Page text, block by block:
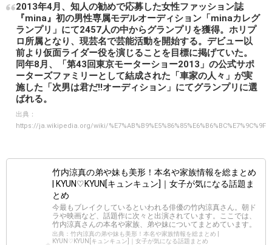
2013年4月、知人の勧めで応募した女性ファッション誌
『mina』初の男性専属モデルオーディション「minaカレグ
ランプリ」にて2457人の中からグランプリを獲得。ホリプ
ロ所属となり、現芸名で芸能活動を開始する。デビュー以
前より仮面ライダー役を演じることを目標に掲げていた。
同年8月、「第43回東京モーターショー2013」の公式サポ
ーターズファミリーとして結成された「車家の人々」が実
施した「次男は君だ!!オーディション」にてグランプリに選
ばれる。
出典：
https://ja.wikipedia.org/wiki/%E7%AB%B9%E5%86%85%E6%B6%BC%E7%9C%9F
竹内涼真の弟や妹も美形！本名や家族情報を総まとめ
| KYUN♡KYUN[キュンキュン]｜女子が気になる話題ま
とめ
今最もブレイクしているといわれる俳優の竹内涼真さん。朝ド
ラや映画など、話題作に次々と出演されています。ここでは、
竹内涼真さんの本名や家族、弟や妹についてまとめています。
出典：竹内涼真の弟や妹も美形！本名や家族情報を総まとめ |
KYUN♡KYUN[キュンキュン]｜女子が気になる話題まとめ